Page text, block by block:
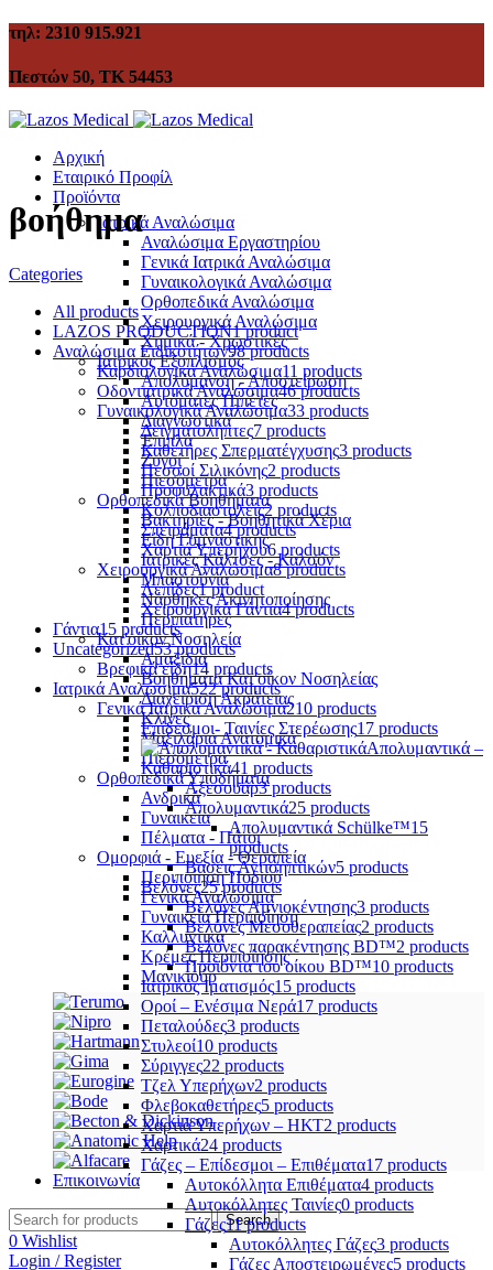
τηλ: 2310 915.921
Πεστών 50, ΤΚ 54453
Αρχική
Εταιρικό Προφίλ
Προϊόντα
Ιατρικά Αναλώσιμα
Αναλώσιμα Εργαστηρίου
Γενικά Ιατρικά Αναλώσιμα
Γυναικολογικά Αναλώσιμα
Ορθοπεδικά Αναλώσιμα
Χειρουργικά Αναλώσιμα
Χημικά - Χρωστικές
Ιατρικός Εξοπλισμός
Απολύμανση - Αποστείρωση
Αυτόματες Πιπέτες
Διαγνωστικά
Έπιπλα
Ζυγοί
Πιεσόμετρα
Ορθοπεδικά Βοηθήματα
Βακτηρίες - Βοηθητικά Χέρια
Είδη Γυμναστικής
Ιατρικές Κάλτσες - Καλσόν
Μπαστούνια
Νάρθηκες Ακινητοποίησης
Περιπατήρες
Κατ'οίκον Νοσηλεία
Αμαξίδια
Βοηθήματα Κατ'οίκον Νοσηλείας
Διαχείριση Ακράτειας
Κλίνες
Μαξιλάρια Ανατομικά
Πιεσόμετρα
Ορθοπεδικά Υποδήματα
Ανδρικά
Γυναικεία
Πέλματα - Πάτοι
Ομορφιά - Ευεξία - Θεραπεία
Περιποίηση Ποδιού
Γενικά Αναλώσιμα
Γυναικεία Περιποίηση
Καλλυντικά
Κρέμες Περιποίησης
Μανικιούρ
Επικοινωνία
Search
0 Wishlist
Login / Register
βοήθημα
Categories
All products
LAZOS PRODUCTION1 product
Αναλώσιμα Ειδικοτήτων98 products
Καρδιολογικά Αναλώσιμα11 products
Οδοντιατρικά Αναλώσιμα46 products
Γυναικολογικά Αναλώσιμα33 products
Δειγματολήπτες7 products
Καθετήρες Σπερματέγχυσης3 products
Πεσσοί Σιλικόνης2 products
Προφυλακτικά3 products
Κολποδιαστολείς2 products
Σπειράματα4 products
Χαρτιά Υπερήχου6 products
Χειρουργικά Αναλώσιμα8 products
Λεπίδες1 product
Χειρουργικά Γάντια4 products
Γάντια15 products
Uncategorized53 products
Βρεφικά είδη14 products
Ιατρικά Αναλώσιμα522 products
Γενικά Ιατρικά Αναλώσιμα210 products
Επίδεσμοι- Ταινίες Στερέωσης17 products
Απολυμαντικά –
Καθαριστικά41 products
Αξεσουάρ3 products
Απολυμαντικά25 products
Απολυμαντικά Schülke™15
products
Βάσεις Αντισηπτικών5 products
Βελόνες25 products
Βελόνες Αμνιοκέντησης3 products
Βελόνες Μεσοθεραπείας2 products
Βελόνες παρακέντησης BD™2 products
Προϊόντα του οίκου BD™10 products
Ιατρικός Ιματισμός15 products
Οροί – Ενέσιμα Νερά17 products
Πεταλούδες3 products
Στυλεοί10 products
Σύριγγες22 products
Τζελ Υπερήχων2 products
Φλεβοκαθετήρες5 products
Χαρτιά Υπερήχων – ΗΚΤ2 products
Χαρτικά24 products
Γάζες – Επίδεσμοι – Επιθέματα17 products
Αυτοκόλλητα Επιθέματα4 products
Αυτοκόλλητες Ταινίες0 products
Γάζες11 products
Αυτοκόλλητες Γάζες3 products
Γάζες Αποστειρωμένες5 products